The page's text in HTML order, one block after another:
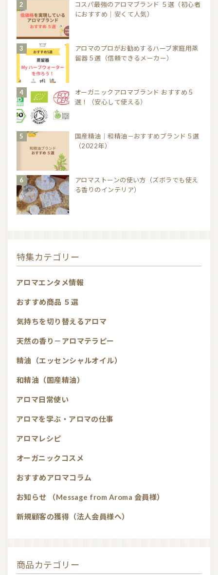
コスパ最強のアロマブランド ５選（初心者
におすすめ｜安くて人気）
アロマのプロがお勧めするハーブ家庭用蒸
留器５選（信頼できるメーカー）
オーガニックアロマブランド おすすめ５
選！（安心して使える）
国産精油｜和精油－おすすめブランド５選
（2022年）
アロマストーンの使い方（ズボラでも使え
る香りのインテリア）
特集カテゴリー
アロマエンタメ情報
おすすめ商品 ５選
気持ちを切り替えるアロマ
天然の香り－アロマテラピー
精油（エッセンシャルオイル）
和精油（国産精油）
アロマ日常使い
アロマを学ぶ・アロマの仕事
アロマレシピ
オーガニックコスメ
おすすめアロマコラム
お知らせ （Message from Aroma 会員様）
新規顧客の獲得（法人会員様へ）
商品カテゴリー